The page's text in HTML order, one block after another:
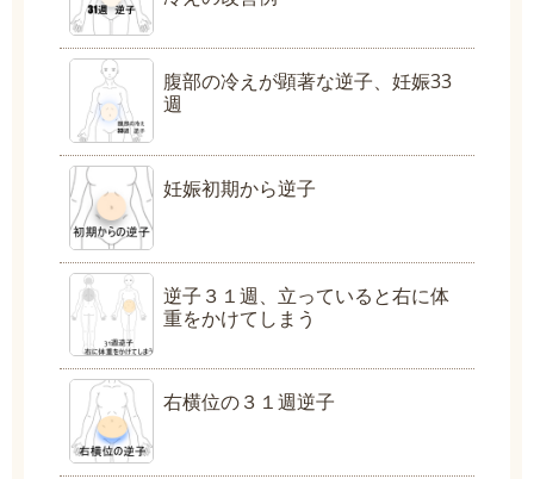
腹部の冷えが顕著な逆子、妊娠33
週
妊娠初期から逆子
逆子３１週、立っていると右に体
重をかけてしまう
右横位の３１週逆子